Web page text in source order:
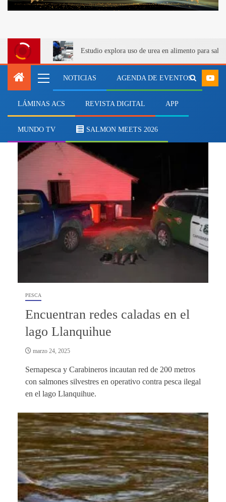
Estudio explora uso de urea en alimento para
NOTICIAS AGENDA DE EVENTOS
LÁMINAS ACS REVISTA DIGITAL APP
MUNDO TV SALMON MEETS 2026
fauna protegida
PESCA
Encuentran redes caladas en el
lago Llanquihue
marzo 24, 2025
Sernapesca y Carabineros incautan red de 200 metros
con salmones silvestres en operativo contra pesca ilegal
en el lago Llanquihue.